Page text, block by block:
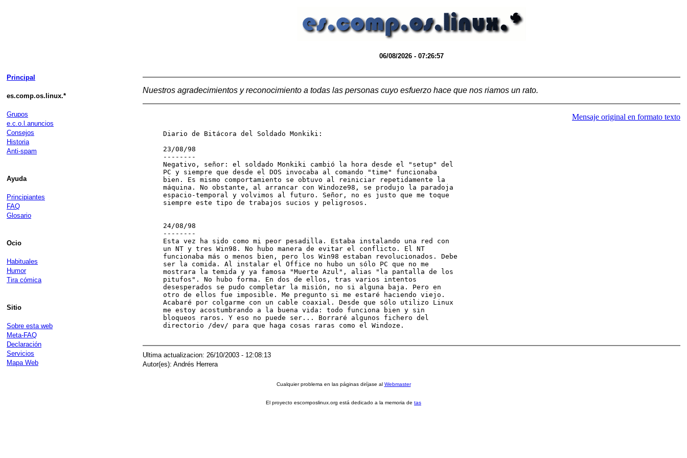
06/08/2026 - 07:26:57
Principal
es.comp.os.linux.*
Grupos
e.c.o.l.anuncios
Consejos
Historia
Anti-spam
Ayuda
Principiantes
FAQ
Glosario
Ocio
Habituales
Humor
Tira cómica
Sitio
Sobre esta web
Meta-FAQ
Declaración
Servicios
Mapa Web
Nuestros agradecimientos y reconocimiento a todas las personas cuyo esfuerzo hace que nos riamos un rato.
Mensaje original en formato texto
Diario de Bitácora del Soldado Monkiki:
23/08/98
--------
Negativo, señor: el soldado Monkiki cambió la hora desde el "setup" del
PC y siempre que desde el DOS invocaba al comando "time" funcionaba
bien. Es mismo comportamiento se obtuvo al reiniciar repetidamente la
máquina. No obstante, al arrancar con Windoze98, se produjo la paradoja
espacio-temporal y volvimos al futuro. Señor, no es justo que me toque
siempre este tipo de trabajos sucios y peligrosos.
24/08/98
--------
Esta vez ha sido como mi peor pesadilla. Estaba instalando una red con
un NT y tres Win98. No hubo manera de evitar el conflicto. El NT
funcionaba más o menos bien, pero los Win98 estaban revolucionados. Debe
ser la comida. Al instalar el Office no hubo un sólo PC que no me
mostrara la temida y ya famosa "Muerte Azul", alias "la pantalla de los
pitufos". No hubo forma. En dos de ellos, tras varios intentos
desesperados se pudo completar la misión, no si alguna baja. Pero en
otro de ellos fue imposible. Me pregunto si me estaré haciendo viejo.
Acabaré por colgarme con un cable coaxial. Desde que sólo utilizo Linux
me estoy acostumbrando a la buena vida: todo funciona bien y sin
bloqueos raros. Y eso no puede ser... Borraré algunos fichero del
directorio /dev/ para que haga cosas raras como el Windoze.
Ultima actualizacion: 26/10/2003 - 12:08:13
Autor(es): Andrés Herrera
Cualquier problema en las páginas diríjase al Webmaster
El proyecto escomposlinux.org está dedicado a la memoria de tas